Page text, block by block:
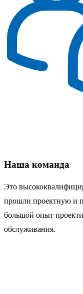
Наша команда
Это
прошли проектную и
большой опыт
обслуживания.